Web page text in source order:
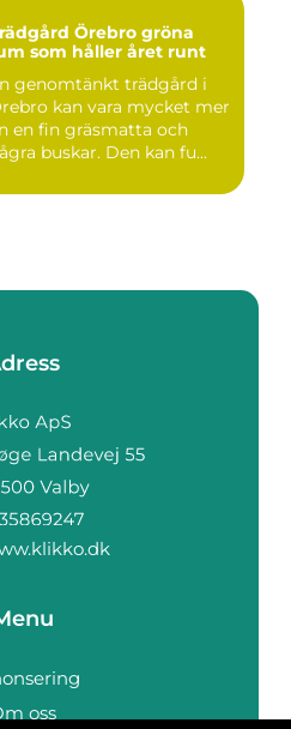
Örebro gröna
som håller året runt
genomtänkt trädgård i
kan vara mycket mer
en fin gräsmatta och
buskar. Den kan fu...
oss